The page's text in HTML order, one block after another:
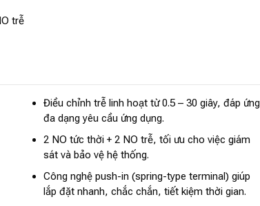
trễ
Điều chỉnh trễ linh hoạt từ 0.5 – 30 giây, đáp ứng
đa dạng yêu cầu ứng dụng.
2 NO tức thời + 2 NO trễ, tối ưu cho việc giám
sát và bảo vệ hệ thống.
Công nghệ push-in (spring-type terminal) giúp
lắp đặt nhanh, chắc chắn, tiết kiệm thời gian.